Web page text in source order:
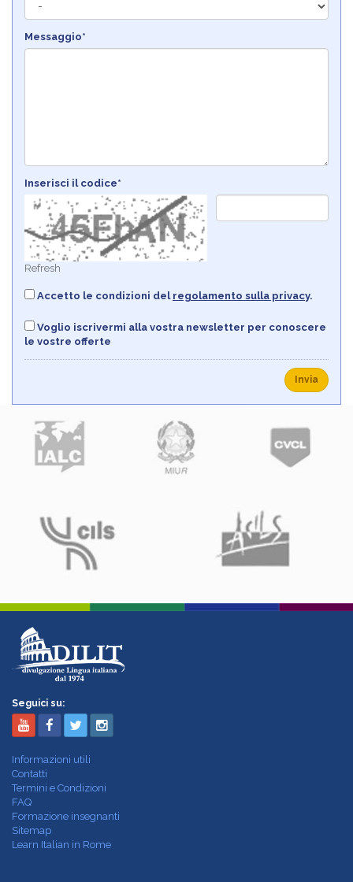
Messaggio*
Inserisci il codice*
Refresh
Accetto le condizioni del regolamento sulla privacy.
Voglio iscrivermi alla vostra newsletter per conoscere
le vostre offerte
Invia
Seguici su:
Informazioni utili
Contatti
Termini e Condizioni
FAQ
Formazione insegnanti
Sitemap
Learn Italian in Rome